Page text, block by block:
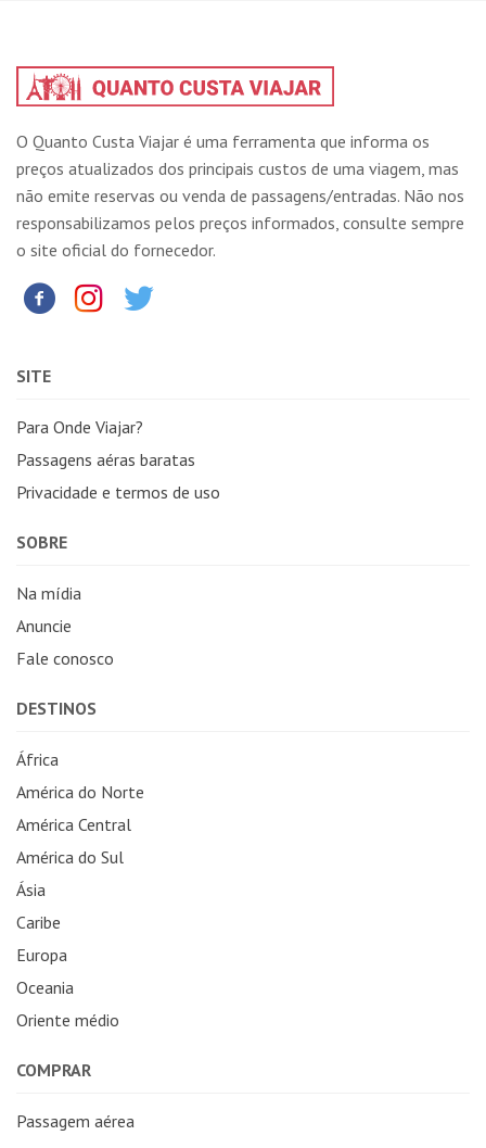
O Quanto Custa Viajar é uma ferramenta que informa os
preços atualizados dos principais custos de uma viagem, mas
não emite reservas ou venda de passagens/entradas. Não nos
responsabilizamos pelos preços informados, consulte sempre
o site oficial do fornecedor.
SITE
Para Onde Viajar?
Passagens aéras baratas
Privacidade e termos de uso
SOBRE
Na mídia
Anuncie
Fale conosco
DESTINOS
África
América do Norte
América Central
América do Sul
Ásia
Caribe
Europa
Oceania
Oriente médio
COMPRAR
Passagem aérea